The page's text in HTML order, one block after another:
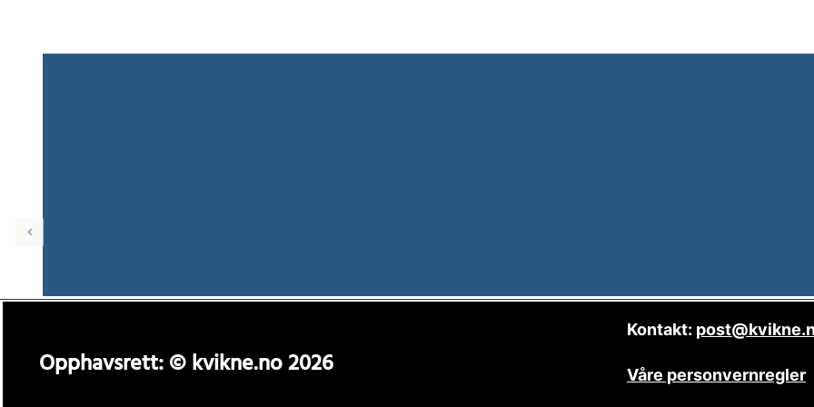
Opphavsrett: © kvikne.no 2026
Kontakt:
Våre personvernregler